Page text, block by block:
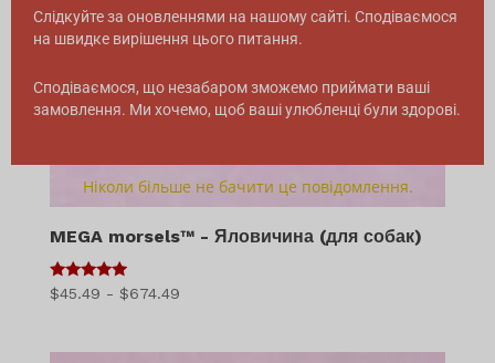
MEGA morsels™ - Яловичина (для собак)
5
з 5
$45.49 - $674.49Діапазон
Слідкуйте за оновленнями на нашому сайті. Сподіваємося
на швидке вирішення цього питання.
Сподіваємося, що незабаром зможемо приймати ваші
замовлення. Ми хочемо, щоб ваші улюбленці були здорові.
Ніколи більше не бачити це повідомлення.